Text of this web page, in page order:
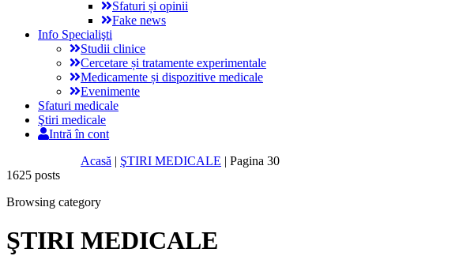
Sfaturi și opinii
Fake news
Info Specialişti
Studii clinice
Cercetare și tratamente experimentale
Medicamente și dispozitive medicale
Evenimente
Sfaturi medicale
Ştiri medicale
Intră în cont
Acasă | ŞTIRI MEDICALE | Pagina 30
1625 posts
Browsing category
ŞTIRI MEDICALE